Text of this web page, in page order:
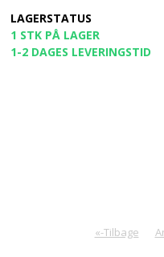
LAGERSTATUS
1 STK PÅ LAGER
1-2 DAGES LEVERINGSTID
«-Tilbage